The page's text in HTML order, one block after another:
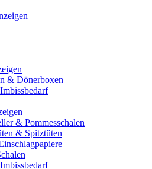
& Dönerboxen
& Pommesschalen
& Spitztüten